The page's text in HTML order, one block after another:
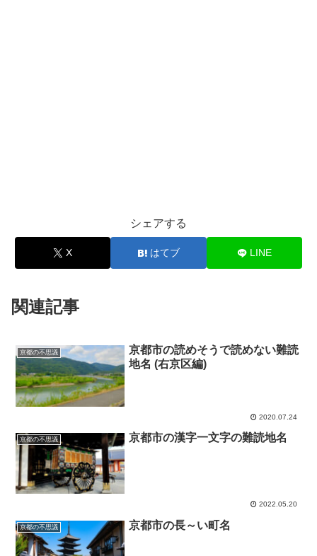
シェアする
X はてブ LINE
関連記事
京都の不思議
京都市の読めそうで読めない難読
地名 (右京区編)
2020.07.24
京都の不思議 京都市の漢字一文字の難読地名
2022.05.20
京都の不思議 京都市の長～い町名